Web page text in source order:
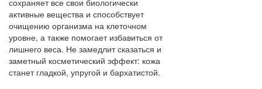
сохраняет все свои биологически
активные вещества и способствует
очищению организма на клеточном
уровне, а также помогает избавиться от
лишнего веса. Не замедлит сказаться и
заметный косметический эффект: кожа
станет гладкой, упругой и бархатистой.